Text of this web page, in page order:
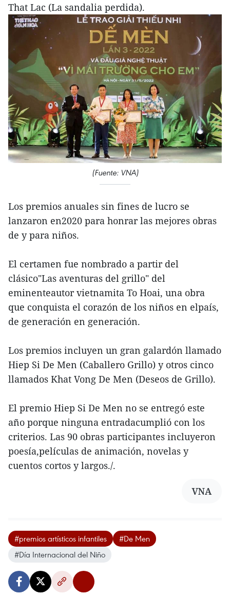
That Lac (La sandalia perdida).
(Fuente: VNA)
Los premios anuales sin fines de lucro se
lanzaron en2020 para honrar las mejores obras
de y para niños.
El certamen fue nombrado a partir del
clásico"Las aventuras del grillo" del
eminenteautor vietnamita To Hoai, una obra
que conquista el corazón de los niños en elpaís,
de generación en generación.
Los premios incluyen un gran galardón llamado
Hiep Si De Men (Caballero Grillo) y otros cinco
llamados Khat Vong De Men (Deseos de Grillo).
El premio Hiep Si De Men no se entregó este
año porque ninguna entradacumplió con los
criterios. Las 90 obras participantes incluyeron
poesía,películas de animación, novelas y
cuentos cortos y largos./.
VNA
#premios artísticos infantiles
#De Men
#Día Internacional del Niño